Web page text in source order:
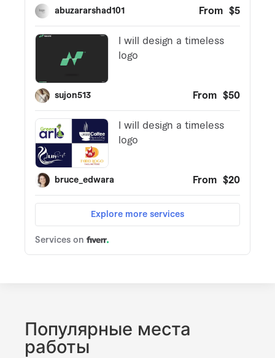
Популярные места
работы